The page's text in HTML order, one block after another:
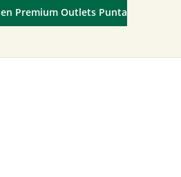
Premium Outlets Punta